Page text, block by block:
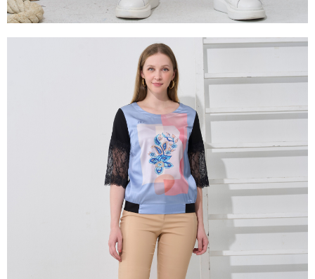
請求用戶進行身份認證。
５．嚴禁一人註冊多個帳號或使用他人資訊註冊。若發現惡意使用之情形，